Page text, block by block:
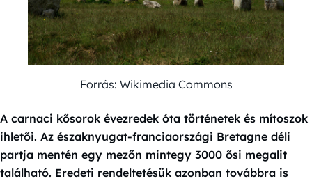
Forrás: Wikimedia Commons
A carnaci kősorok évezredek óta történetek és mítoszok
ihletői. Az északnyugat-franciaországi Bretagne déli
partja mentén egy mezőn mintegy 3000 ősi megalit
található. Eredeti rendeltetésük azonban továbbra is